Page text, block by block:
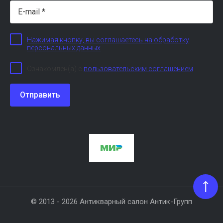
Нажимая кнопку, вы соглашаетесь на обработку
персональных данных
пользовательским соглашением
Отправить
© 2013 - 2026 Антикварный салон Антик-Групп